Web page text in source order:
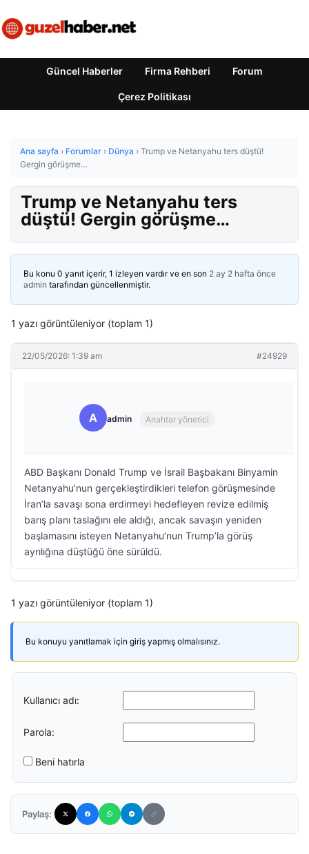
Güncel Haberler Firma Rehberi Forum
Çerez Politikası
Ana sayfa › Forumlar › Dünya › Trump ve Netanyahu ters düştü!
Gergin görüşme…
Trump ve Netanyahu ters
düştü! Gergin görüşme…
Bu konu 0 yanıt içerir, 1 izleyen vardır ve en son 2 ay 2 hafta önce
admin tarafından güncellenmiştir.
1 yazı görüntüleniyor (toplam 1)
22/05/2026: 1:39 am #24929
A admin Anahtar yönetici
ABD Başkanı Donald Trump ve İsrail Başbakanı Binyamin
Netanyahu’nun gerçekleştirdikleri telefon görüşmesinde
İran’la savaşı sona erdirmeyi hedefleyen revize edilmiş
barış planı taslağını ele aldığı, ancak savaşın yeniden
başlamasını isteyen Netanyahu’nun Trump’la görüş
ayrılığına düştüğü öne sürüldü.
1 yazı görüntüleniyor (toplam 1)
Bu konuyu yanıtlamak için giriş yapmış olmalısınız.
Kullanıcı adı:
Parola:
Beni hatırla
Paylaş: